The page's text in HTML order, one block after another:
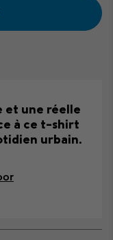
et une réelle
à ce t-shirt
urbain.